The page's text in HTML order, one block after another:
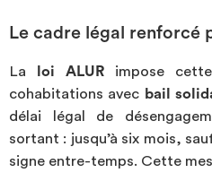
Le cadre légal renforcé
La loi ALUR impose
cohabitations avec bail
délai légal de
sortant : jusqu’à six mois,
signe entre-temps. Cette